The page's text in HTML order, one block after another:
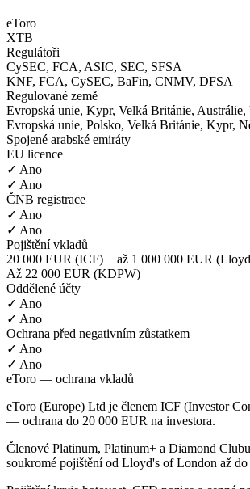
eToro
XTB
Regulátoři
CySEC, FCA, ASIC, SEC, SFSA
KNF, FCA, CySEC, BaFin, CNMV, DFSA
Regulované země
Evropská unie, Kypr, Velká Británie,
Evropská unie, Polsko, Velká Británie, Kypr,
Spojené arabské emiráty
EU licence
✓ Ano
✓ Ano
ČNB registrace
✓ Ano
✓ Ano
Pojištění vkladů
20 000 EUR (ICF) + až 1 000 000 EUR
Až 22 000 EUR (KDPW)
Oddělené účty
✓ Ano
✓ Ano
Ochrana před negativním zůstatkem
✓ Ano
✓ Ano
eToro — ochrana vkladů
eToro (Europe) Ltd je členem ICF (Investor
— ochrana do 20 000 EUR na investora.
Členové Platinum, Platinum+ a Diamond
soukromé pojištění od Lloyd's of London až